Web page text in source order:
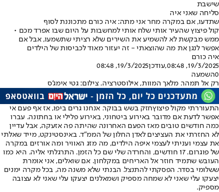
שישבת
סליחה שאני איה
שתדעו, אם במקרה מחר אני מתה: איה כורם מתכוננת לסוף
קול פיצוץ שהעיר אותי שלח אותי למחשבות על היום שבו אפרד מכם •
ממש מבקשת לא להשמיע את השירים שלא רציתי שתשמעו, אבל אם
אפשר לנגן את מה שהוצאתי - זה יעזור מאוד לכביסות של הילדים
איה כורם
19/3/2025, 08:48
,עודכן19/3/2025, 08:48
0השמעה
רק אל תמהר. מלאך המוות, אילוסטרציה. צילום: גטי אימג'ס
התעוררתי מקול פיצוץחזק בשש בבוקר. אנחנו גרים ביפו, אז אף פעם אי
אפשר לדעת אם מדובר באירוע ביטחוני, באירוע פלילי או בחתונה. עברו
כמה חודשים טובים מאז הפעם האחרונה שהיתה פה אזעקה, אבל עדיין
לא החזרתי את העציצים לאדן החלון של הממ"ד. באינסטינקט, מייד שאלתי
את עצמי ועניתי לעצמי איפה הילדים, מה מזג האוויר ומה אורזים במקרה
של פוגרום. 17 חודשים, והחרדה שלי שם כל הזמן. התרגלתי אליה. היא כמו
העובש שתמיד חוזר אל האריחים במקלחון. אם שואלים, אני אומרת
ששלומי בסדר. הפסקתי להתנצל. הבנתי שלא משנה מה, בכל מקרה ימנים
יצעקו עלי שאני לא שמחה מספיק ושמאלנים יצעקו עלי שאני לא עצובה
מספיק.